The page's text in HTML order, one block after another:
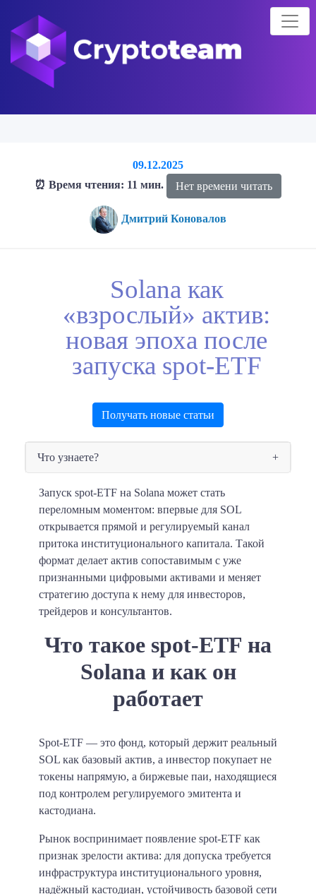
09.12.2025
⏰ Время чтения: 11 мин.
Нет времени читать
Дмитрий Коновалов
«взрослый» актив: новая эпоха после запуска spot-ETF
Solana как
«взрослый» актив:
новая эпоха после
запуска spot-ETF
Получать новые статьи
Что узнаете?
Запуск spot-ETF на Solana может стать
переломным моментом: впервые для SOL
открывается прямой и регулируемый канал
притока институционального капитала. Такой
формат делает актив сопоставимым с уже
признанными цифровыми активами и меняет
стратегию доступа к нему для инвесторов,
трейдеров и консультантов.
Что такое spot-ETF на
Solana и как он
работает
Spot-ETF — это фонд, который держит реальный
SOL как базовый актив, а инвестор покупает не
токены напрямую, а биржевые паи, находящиеся
под контролем регулируемого эмитента и
кастодиана.
Рынок воспринимает появление spot-ETF как
признак зрелости актива: для допуска требуется
инфраструктура институционального уровня,
надёжный кастодиан, устойчивость базовой сети